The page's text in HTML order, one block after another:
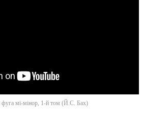
фуга мi-мiнор, 1-й том (Й.С. Бах)